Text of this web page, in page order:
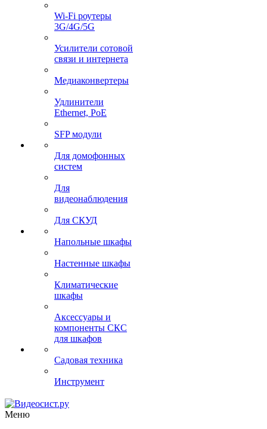
Wi-Fi роутеры
3G/4G/5G
Усилители сотовой
связи и интернета
Медиаконвертеры
Удлинители
Ethernet, PoE
SFP модули
Для домофонных
систем
Для
видеонаблюдения
Для СКУД
Напольные шкафы
Настенные шкафы
Климатические
шкафы
Аксессуары и
компоненты СКС
для шкафов
Садовая техника
Инструмент
Меню